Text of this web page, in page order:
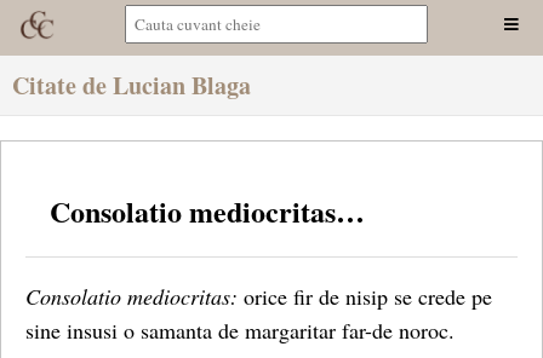
Citate de Lucian Blaga
Consolatio mediocritas…
Consolatio mediocritas: orice fir de nisip se crede pe
sine insusi o samanta de margaritar far-de noroc.